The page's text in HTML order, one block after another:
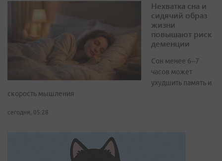
Нехватка сна и
сидячий образ
жизни
повышают риск
деменции
Сон менее 6–7
часов может
ухудшить память и
скорость мышления
сегодня, 05:28